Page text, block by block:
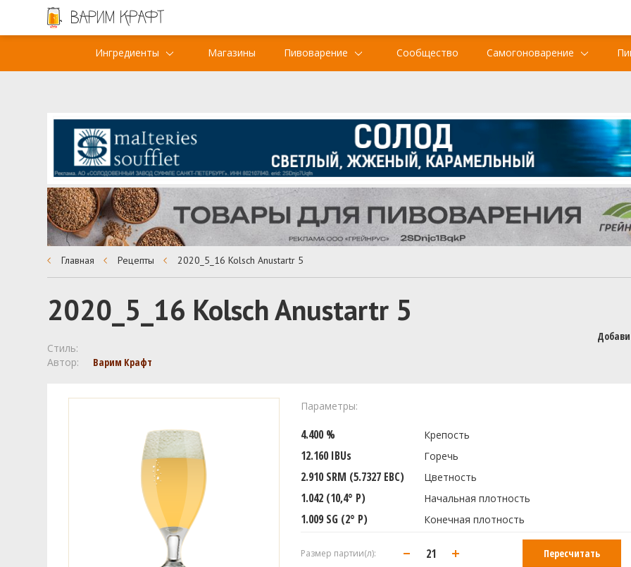
Ингредиенты Магазины Пивоварение Сообщество Самогоноварение
Главная Рецепты 2020_5_16 Kolsch Anustartr 5
2020_5_16 Kolsch Anustartr 5
Стиль:
Автор:
Варим Крафт
Параметры:
4.400 % Крепость
12.160 IBUs Горечь
2.910 SRM (5.7327 EBC) Цветность
1.042 (10,4° P) Начальная плотность
1.009 SG (2° P) Конечная плотность
Размер партии(л): Пересчитать